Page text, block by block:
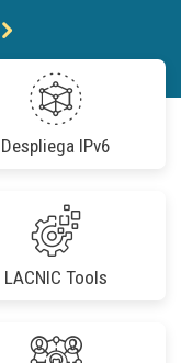
Despliega IPv6
LACNIC Tools